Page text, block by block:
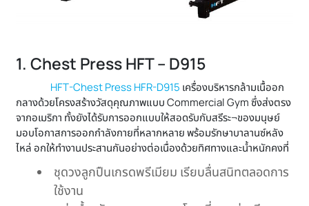
1. Chest Press HFT – D915
HFT-Chest Press HFR-D915 เครื่องบริหารกล้ามเนื้ออก
กลางด้วยโครงสร้างวัสดุคุณภาพแบบ Commercial Gym ซึ่งส่งตรง
จากอเมริกา ทั้งยังได้รับการออกแบบให้สอดรับกับสรีระ¬ของมนุษย์
มอบโอกาสการออกกำลังกายที่หลากหลาย พร้อมรักษาบาลานซ์หลัง
ไหล่ อกให้ทำงานประสานกันอย่างต่อเนื่องด้วยทิศทางและน้ำหนักคงที่
ชุดวงลูกปืนเกรดพรีเมียม เรียบลื่นสนิทตลอดการ
ใช้งาน